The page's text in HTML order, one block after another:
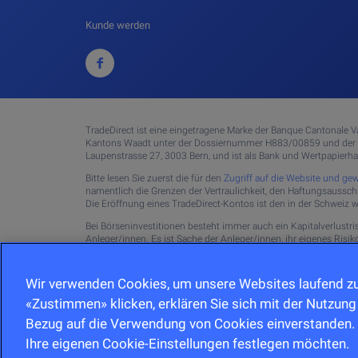
Kunde werden
TradeDirect ist eine eingetragene Marke der Banque Cantonale
Kantons Waadt unter der Dossiernummer H883/00859 und
Laupenstrasse 27, 3003 Bern, und ist als Bank und
Bitte lesen Sie zuerst die für den Zugriff auf die Website und
namentlich die Grenzen der Vertraulichkeit, den
Die Eröffnung eines TradeDirect-Kontos ist den in der Schweiz
Bei Börseninvestitionen besteht immer auch ein
Anleger/innen. Es ist Sache der Anleger/innen, ihr eigenes
Copyright © Web Financial Group 2026
Die Daten sind je nach Börse unterschiedlich verzögert,
© 1999-2026 Banque Cantonale Vaudoise, alle Rechte
Wir verwenden Cookies, um unsere Websites laufend
«Zustimmen» klicken, erklären Sie sich mit der
Bezug auf die Verwendung von Cookies
Ihre eigenen Cookie-Einstellungen festlegen möchten.